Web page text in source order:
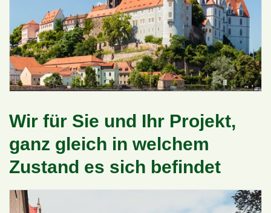
Wir für Sie und Ihr Projekt,
ganz gleich in welchem
Zustand es sich befindet